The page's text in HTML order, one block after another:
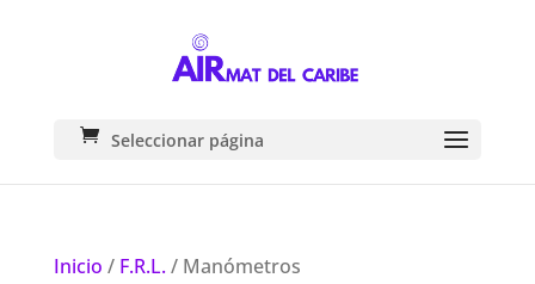
Seleccionar página
Inicio / F.R.L./ Manómetros